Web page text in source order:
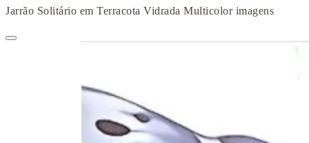
Jarrão Solitário em Terracota Vidrada Multicolor imagens